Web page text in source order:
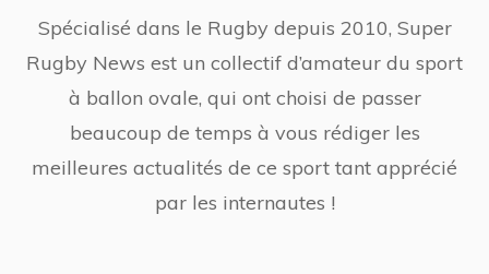
Spécialisé dans le Rugby depuis 2010, Super
Rugby News est un collectif d’amateur du sport
à ballon ovale, qui ont choisi de passer
beaucoup de temps à vous rédiger les
meilleures actualités de ce sport tant apprécié
par les internautes !